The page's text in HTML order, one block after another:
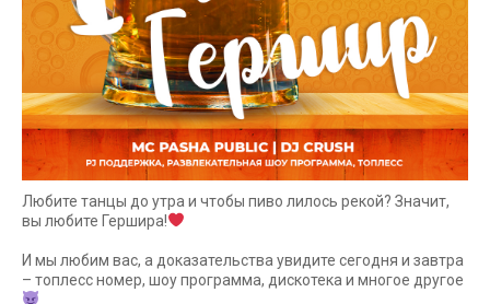
Любите танцы до утра и чтобы пиво лилось рекой? Значит,
вы любите Гершира!
И мы любим вас, а доказательства увидите сегодня и завтра
– топлесс номер, шоу программа, дискотека и многое другое